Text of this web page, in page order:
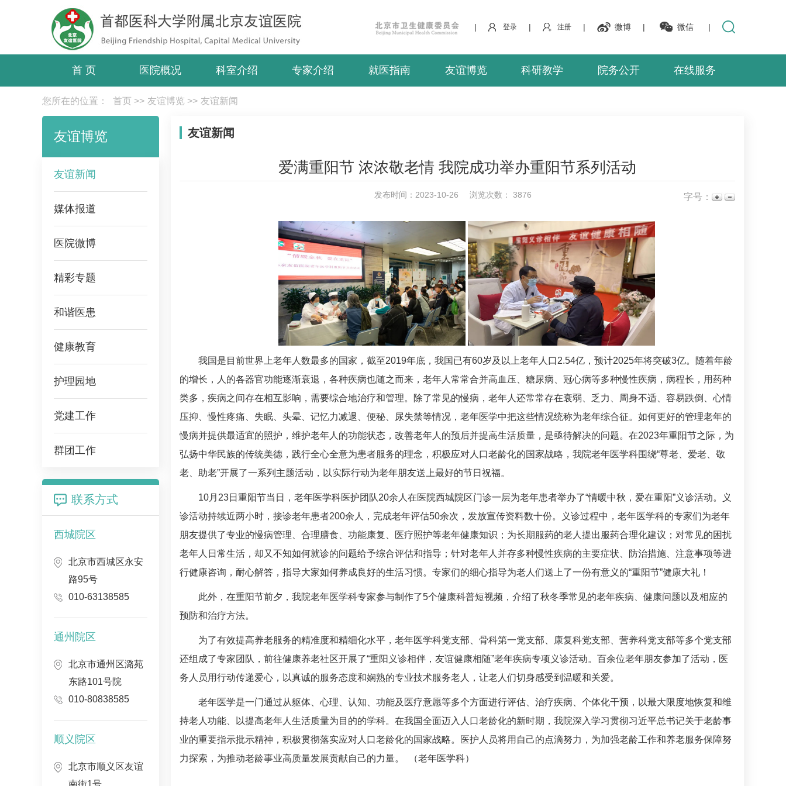
| 登录 | 注册 | 微博 | 微信 |
首 页 医院概况 科室介绍 专家介绍 就医指南 友谊博览 科研教学 院务公开 在线服务
您所在的位置： 首页 >> 友谊博览 >> 友谊新闻
友谊博览
友谊新闻
媒体报道
医院微博
精彩专题
和谐医患
健康教育
护理园地
党建工作
群团工作
联系方式
西城院区
北京市西城区永安
路95号
010-63138585
通州院区
北京市通州区潞苑
东路101号院
010-80838585
顺义院区
北京市顺义区友谊
南街1号
友谊新闻
爱满重阳节 浓浓敬老情 我院成功举办重阳节系列活动
发布时间：2023-10-26 浏览次数： 3876 字号：
我国是目前世界上老年人数最多的国家，截至2019年底，我国已有60岁及以上老年人口2.54亿，预计2025年将突破3亿。随着年龄
的增长，人的各器官功能逐渐衰退，各种疾病也随之而来，老年人常常合并高血压 糖尿病 冠心病等多种慢性疾病，病程长，用药种
类多，疾病之间存在相互影响，需要综合地治疗和管理。除了常见的慢病，老年人还常常存在衰弱、乏力、周身不适、容易跌倒、心情
压抑、慢性疼痛、失眠、头晕、记忆力减退、便秘、尿失禁等情况，老年医学中把这些情况统称为老年综合征。如何更好的管理老年的
慢病并提供最适宜的照护，维护老年人的功能状态，改善老年人的预后并提高生活质量，是亟待解决的问题。在2023年重阳节之际，为
弘扬中华民族的传统美德，践行全心全意为患者服务的理念，积极应对人口老龄化的国家战略，我院老年医学科围绕“尊老、爱老、敬
老、助老”开展了一系列主题活动，以实际行动为老年朋友送上最好的节日祝福。
10月23日重阳节当日，老年医学科医护团队20余人在医院西城院区门诊一层为老年患者举办了“情暖中秋，爱在重阳”义诊活动。义
诊活动持续近两小时，接诊老年患者200余人，完成老年评估50余次，发放宣传资料数十份。义诊过程中，老年医学科的专家们为老年
朋友提供了专业的慢病管理、合理膳食、功能康复、医疗照护等老年健康知识；为长期服药的老人提出服药合理化建议；对常见的困扰
老年人日常生活，却又不知如何就诊的问题给予综合评估和指导；针对老年人并存多种慢性疾病的主要症状、防治措施、注意事项等进
行健康咨询，耐心解答，指导大家如何养成良好的生活习惯。专家们的细心指导为老人们送上了一份有意义的“重阳节”健康大礼！
此外，在重阳节前夕，我院老年医学科专家参与制作了5个健康科普短视频，介绍了秋冬季常见的老年疾病、健康问题以及相应的
预防和治疗方法。
为了有效提高养老服务的精准度和精细化水平，老年医学科党支部、 骨科第一党支部、康复科党支部、 营养科党支部等多个党支部
还组成了专家团队，前往健康养老社区开展了“重阳义诊相伴，友谊健康相随”老年疾病专项义诊活动。百余位老年朋友参加了活动，医
务人员用行动传递爱心，以真诚的服务态度和娴熟的专业技术服务老人，让老人们切身感受到温暖和关爱。
老年医学是一门通过从躯体、心理、认知、功能及医疗意愿等多个方面进行评估、治疗疾病、个体化干预，以最大限度地恢复和维
持老人功能、以提高老年人生活质量为目的的学科。在我国全面迈入人口老龄化的新时期，我院深入学习贯彻习近平总书记关于老龄事
业的重要指示批示精神，积极贯彻落实应对人口老龄化的国家战略。医护人员将用自己的点滴努力，为加强老龄工作和养老服务保障努
力探索，为推动老龄事业高质量发展贡献自己的力量。 （老年医学科）